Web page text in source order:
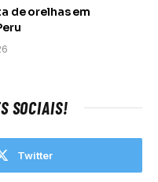
de orelhas em
SOCIAIS!
Twitter